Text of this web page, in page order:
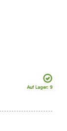
Auf Lager: 9